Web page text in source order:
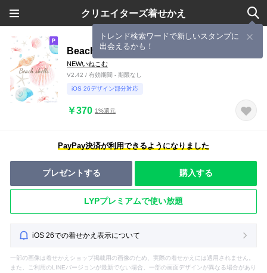
クリエイターズ着せかえ
トレンド検索ワードで新しいスタンプに
出会えるかも！
Beach shells
NEWいねこむ
V2.42 / 有効期間 - 期限なし
iOS 26デザイン部分対応
￥370 1%還元
PayPay決済が利用できるようになりました
プレゼントする 購入する
LYPプレミアムで使い放題
iOS 26での着せかえ表示について
一部の画像は着せかえショップ掲載用の画像のため、実際の着せかえには適用されません。
また、ご利用のLINEバージョンが最新でない場合、一部の画面デザインが異なる場合があり